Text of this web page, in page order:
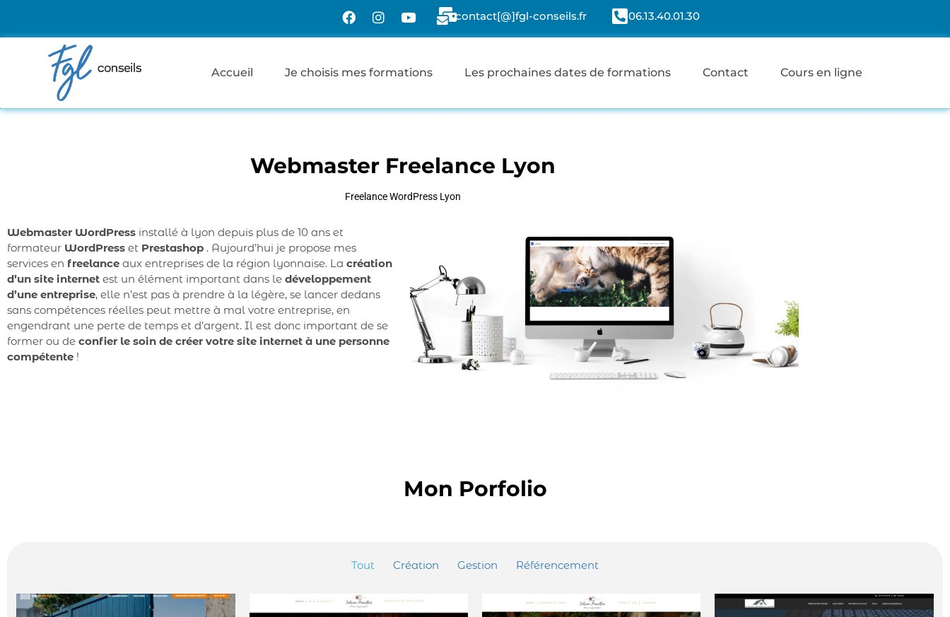
contact[@]fgl-conseils.fr 06.13.40.01.30
Accueil Je choisis mes formations Les prochaines dates de formations Contact Cours en ligne
Webmaster Freelance Lyon
Freelance WordPress Lyon
Webmaster WordPress installé à lyon depuis plus de 10 ans et
formateur WordPress et Prestashop . Aujourd’hui je propose mes
services en freelance aux entreprises de la région lyonnaise. La création
d’un site internet est un élément important dans le développement
d’une entreprise, elle n’est pas à prendre à la légère, se lancer dedans
sans compétences réelles peut mettre à mal votre entreprise, en
engendrant une perte de temps et d’argent. Il est donc important de se
former ou de confier le soin de créer votre site internet à une personne
compétente !
Mon Porfolio
Tout Création Gestion Référencement